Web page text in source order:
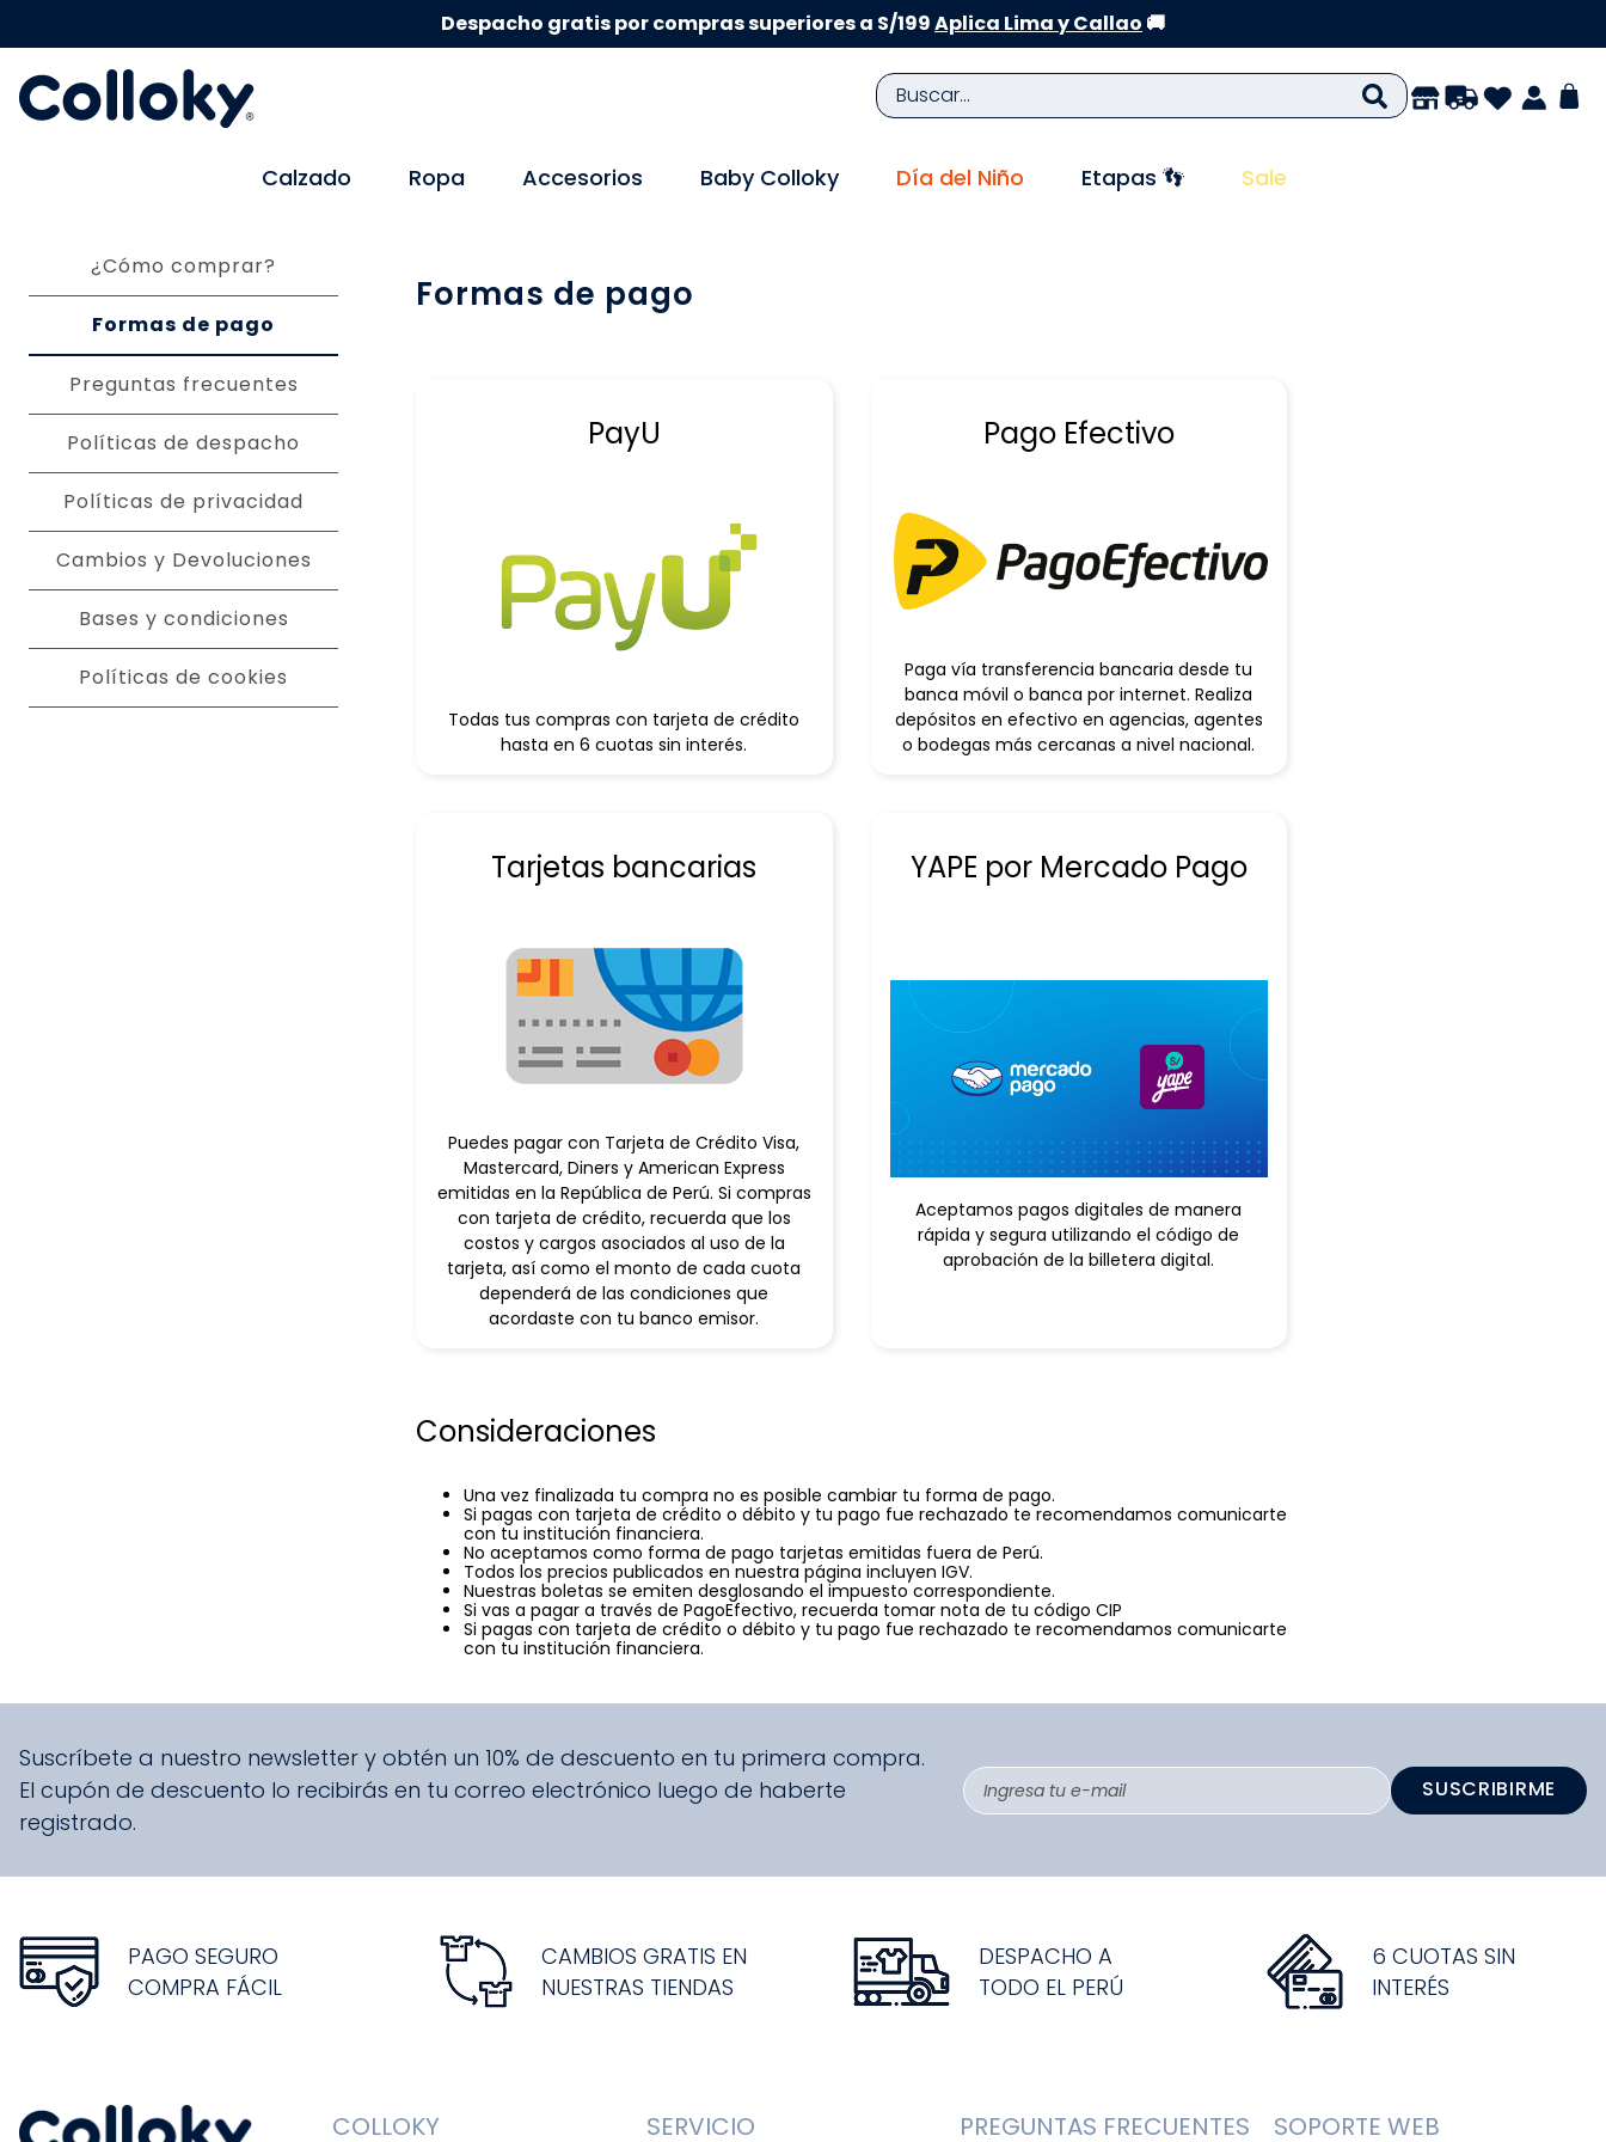
Despacho gratis por compras superiores a S/199Aplica Lima y Callao 🚚
Buscar...
Calzado Ropa Accesorios Baby Colloky Día del Niño Etapas 👣 Sale
¿Cómo comprar?
Formas de pago
Preguntas frecuentes
Políticas de despacho
Políticas de privacidad
Cambios y Devoluciones
Bases y condiciones
Políticas de cookies
Formas de pago
PayU
Todas tus compras con tarjeta de crédito
hasta en 6 cuotas sin interés.
Pago Efectivo
Paga vía transferencia bancaria desde tu
banca móvil o banca por internet. Realiza
depósitos en efectivo en agencias, agentes
o bodegas más cercanas a nivel nacional.
Tarjetas bancarias
Puedes pagar con Tarjeta de Crédito Visa,
Mastercard, Diners y American Express
emitidas en la República de Perú. Si compras
con tarjeta de crédito, recuerda que los
costos y cargos asociados al uso de la
tarjeta, así como el monto de cada cuota
dependerá de las condiciones que
acordaste con tu banco emisor.
YAPE por Mercado Pago
Aceptamos pagos digitales de manera
rápida y segura utilizando el código de
aprobación de la billetera digital.
Consideraciones
Una vez finalizada tu compra no es posible cambiar tu forma de pago.
Si pagas con tarjeta de crédito o débito y tu pago fue rechazado te recomendamos comunicarte
con tu institución financiera.
No aceptamos como forma de pago tarjetas emitidas fuera de Perú.
Todos los precios publicados en nuestra página incluyen IGV.
Nuestras boletas se emiten desglosando el impuesto correspondiente.
Si vas a pagar a través de PagoEfectivo, recuerda tomar nota de tu código CIP
Si pagas con tarjeta de crédito o débito y tu pago fue rechazado te recomendamos comunicarte
con tu institución financiera.
Suscríbete a nuestro newsletter y obtén un 10% de descuento en tu primera compra.
El cupón de descuento lo recibirás en tu correo electrónico luego de haberte
registrado.
SUSCRIBIRME
PAGO SEGURO
COMPRA FÁCIL
CAMBIOS GRATIS EN
NUESTRAS TIENDAS
DESPACHO A
TODO EL PERÚ
6 CUOTAS SIN
INTERÉS
COLLOKY SERVICIO PREGUNTAS FRECUENTES SOPORTE WEB
TÉRMINOS MÁS BUSCADOS
3.
medias
7
10.